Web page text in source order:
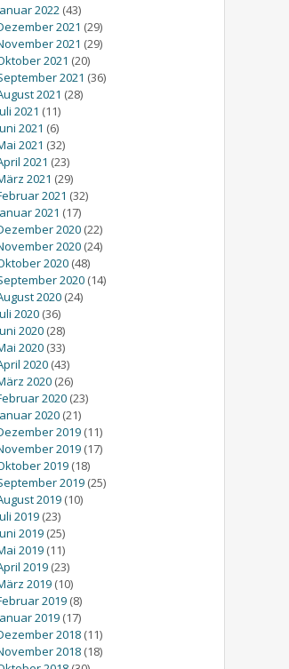
2022 (43)
2021 (29)
2021 (29)
2021 (20)
2021 (36)
2021 (28)
2021 (11)
2021 (6)
2021 (32)
2021 (23)
2021 (29)
2021 (32)
2021 (17)
2020 (22)
2020 (24)
2020 (48)
2020 (14)
2020 (24)
2020 (36)
2020 (28)
2020 (33)
2020 (43)
2020 (26)
2020 (23)
2020 (21)
2019 (11)
2019 (17)
2019 (18)
2019 (25)
2019 (10)
2019 (23)
2019 (25)
2019 (11)
2019 (23)
2019 (10)
2019 (8)
2019 (17)
2018 (11)
2018 (18)